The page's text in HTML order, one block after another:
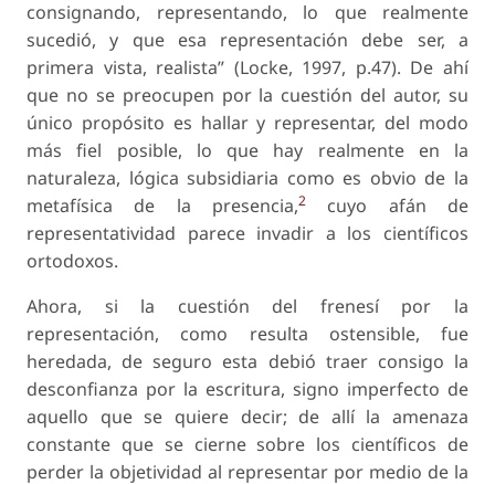
consignando, representando, lo que realmente
sucedió, y que esa representación debe ser, a
primera vista, realista” (Locke, 1997, p.47). De ahí
que no se preocupen por la cuestión del autor, su
único propósito es hallar y representar, del modo
más fiel posible, lo que hay realmente en la
naturaleza, lógica subsidiaria como es obvio de la
metafísica de la presencia,2
cuyo afán de
representatividad parece invadir a los científicos
ortodoxos.
Ahora, si la cuestión del frenesí por la
representación, como resulta ostensible, fue
heredada, de seguro esta debió traer consigo la
desconfianza por la escritura, signo imperfecto de
aquello que se quiere decir; de allí la amenaza
constante que se cierne sobre los científicos de
perder la objetividad al representar por medio de la